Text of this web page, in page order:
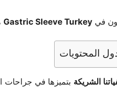
في Gastric Sleeve Turkey
المحتويات
الشريكة بتميزها في جراحات